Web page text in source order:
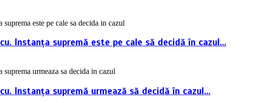
Instanța supremă este pe cale să decidă în cazul…
Instanța supremă urmează să decidă în cazul…